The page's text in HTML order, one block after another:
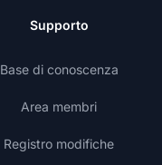
Supporto
Base di conoscenza
Area membri
Registro modifiche